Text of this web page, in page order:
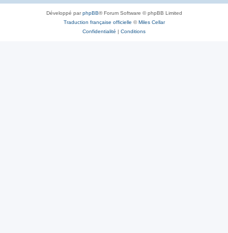
Développé parphpBB® Forum Software © phpBB Limited
Traduction française officielle ©Miles Cellar
Confidentialité | Conditions